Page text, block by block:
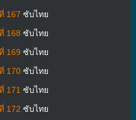
167 ซับไทย
168 ซับไทย
169 ซับไทย
170ซับไทย
171 ซับไทย
172 ซับไทย